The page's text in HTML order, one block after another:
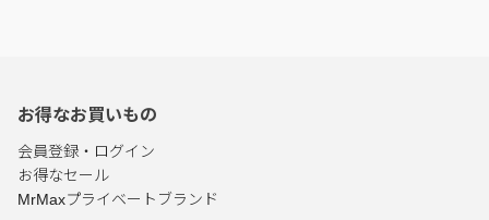
お得なお買いもの
会員登録・ログイン
お得なセール
MrMaxプライベートブランド